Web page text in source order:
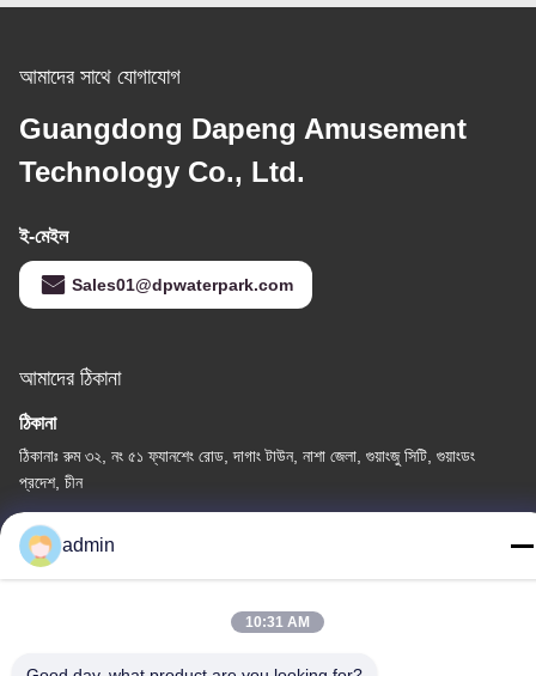
আমাদের সাথে যোগাযোগ
Guangdong Dapeng Amusement
Technology Co., Ltd.
ই-মেইল
Sales01@dpwaterpark.com
আমাদের ঠিকানা
ঠিকানা
ঠিকানাঃ রুম ৩২, নং ৫১ ফ্যানশেং রোড, দাগাং টাউন, নাশা জেলা, গুয়াংজু সিটি, গুয়াংডং
প্রদেশ, চীন
টেলিফোন
86-20-34989160
admin
10:31 AM